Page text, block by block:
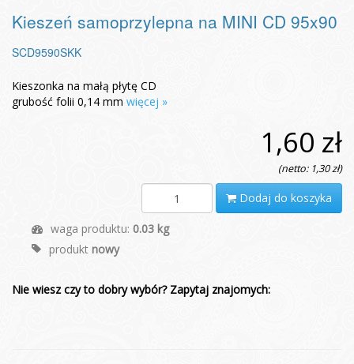
Kieszeń samoprzylepna na MINI CD 95x90
SCD9590SKK
Kieszonka na małą płytę CD
grubość folii 0,14 mm więcej »
1,60 zł
(netto: 1,30 zł)
Dodaj do koszyka
waga produktu: 0.03 kg
produkt nowy
Nie wiesz czy to dobry wybór? Zapytaj znajomych: